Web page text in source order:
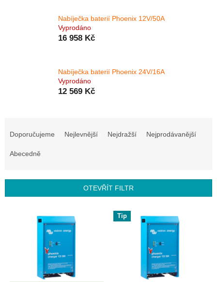
Nabíječka baterií Phoenix 12V/50A
Vyprodáno
16 958 Kč
Nabíječka baterií Phoenix 24V/16A
Vyprodáno
12 569 Kč
r
Doporučujeme Nejlevnější Nejdražší Nejprodávanější
Abecedně
OTEVŘÍT FILTR
Tip